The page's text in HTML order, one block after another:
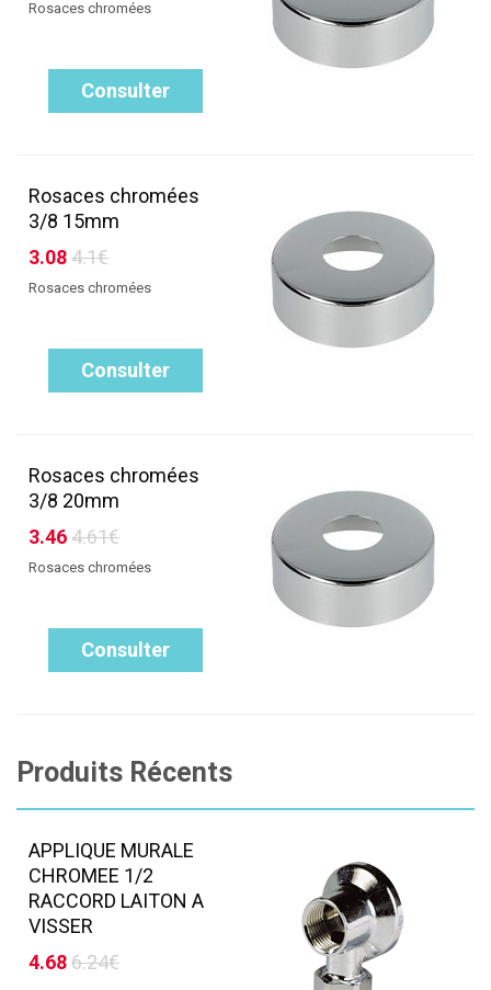
Rosaces chromées
Consulter
Rosaces chromées
3/8 15mm
3.084.1€
Rosaces chromées
Consulter
Rosaces chromées
3/8 20mm
3.464.61€
Rosaces chromées
Consulter
Produits Récents
APPLIQUE MURALE
CHROMEE 1/2
RACCORD LAITON A
VISSER
4.686.24€